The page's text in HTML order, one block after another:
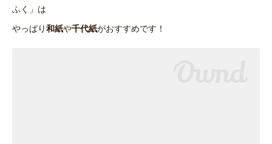
ふく」は
やっぱり和紙や千代紙がおすすめです！